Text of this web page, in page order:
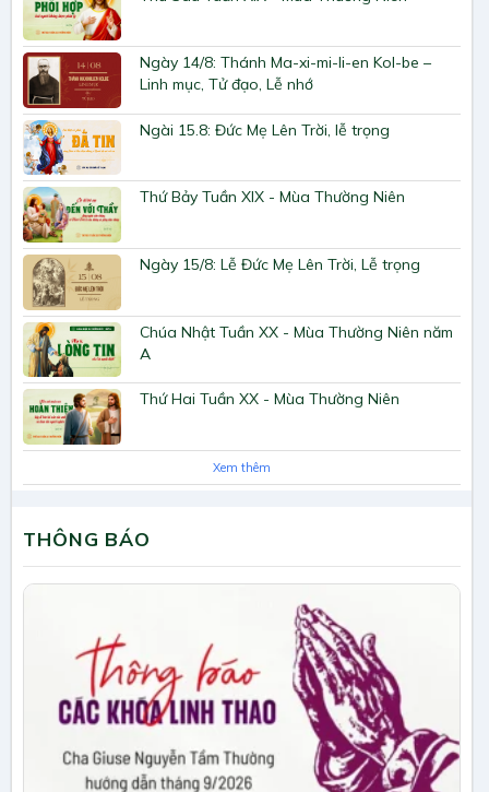
Ngày 14/8: Thánh Ma-xi-mi-li-en Kol-be –
Linh mục, Tử đạo, Lễ nhớ
Ngài 15.8: Đức Mẹ Lên Trời, lễ trọng
Thứ Bảy Tuần XIX - Mùa Thường Niên
Ngày 15/8: Lễ Đức Mẹ Lên Trời, Lễ trọng
Chúa Nhật Tuần XX - Mùa Thường Niên năm
A
Thứ Hai Tuần XX - Mùa Thường Niên
Xem thêm
THÔNG BÁO